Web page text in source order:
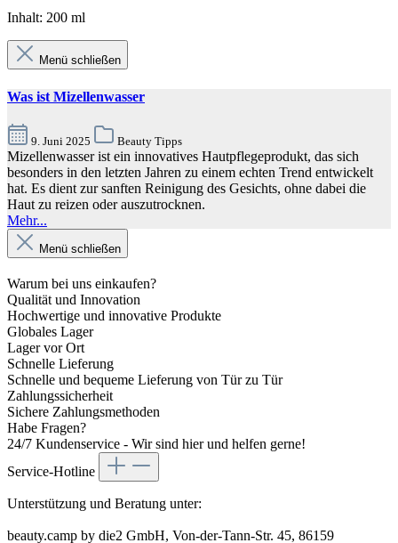
Inhalt: 200 ml
Menü schließen
Was ist Mizellenwasser
9. Juni 2025 Beauty Tipps
Mizellenwasser ist ein innovatives Hautpflegeprodukt, das sich
besonders in den letzten Jahren zu einem echten Trend entwickelt
hat. Es dient zur sanften Reinigung des Gesichts, ohne dabei die
Haut zu reizen oder auszutrocknen.
Mehr...
Menü schließen
Warum bei uns einkaufen?
Qualität und Innovation
Hochwertige und innovative Produkte
Globales Lager
Lager vor Ort
Schnelle Lieferung
Schnelle und bequeme Lieferung von Tür zu Tür
Zahlungssicherheit
Sichere Zahlungsmethoden
Habe Fragen?
24/7 Kundenservice - Wir sind hier und helfen gerne!
Service-Hotline
Unterstützung und Beratung unter:
beauty.camp by die2 GmbH, Von-der-Tann-Str. 45, 86159